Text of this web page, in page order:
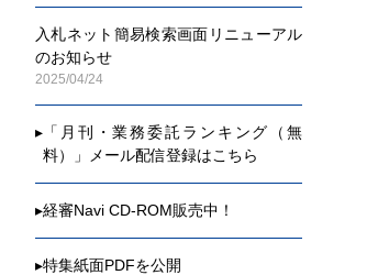
入札ネット簡易検索画面リニューアル
のお知らせ
2025/04/24
▸ 「月刊・業務委託ランキング（無
料）」メール配信登録はこちら
▸経審Navi CD-ROM販売中！
▸特集紙面PDFを公開